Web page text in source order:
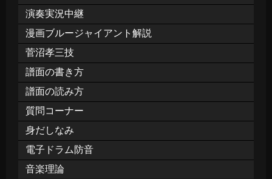
演奏実況中継
漫画ブルージャイアント解説
菅沼孝三技
譜面の書き方
譜面の読み方
質問コーナー
身だしなみ
電子ドラム防音
音楽理論